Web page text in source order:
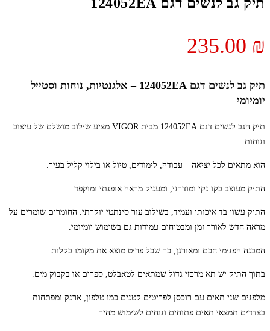
תיק גב לנשים דגם 124052EA
235.00 ₪
תיק גב לנשים דגם 124052EA – אלגנטיות, נוחות וסטייל
יומיומי
תיק הגב לנשים דגם 124052EA מבית VIGOR מציע שילוב מושלם של עיצוב
ונוחות.
הוא מתאים לכל יציאה – עבודה, לימודים, טיול או בילוי קליל בעיר.
התיק מעוצב בקו נקי ומודרני, ומעניק מראה אופנתי ומוקפד.
התיק עשוי בד איכותי ועמיד, בשילוב עור סינתטי יוקרתי. החומרים שומרים על
מראה חדש לאורך זמן ומבטיחים עמידות גם בשימוש יומיומי.
המבנה הפנימי חכם ומאורגן, כך שכל פריט מוצא את מקומו בקלות.
בתוך התיק יש תא מרכזי גדול שמתאים לטאבלט, ספרים או בקבוק מים.
מלפנים שני תאים עם רוכסן לפריטים קטנים כמו טלפון, ארנק ומפתחות.
בצדדים תמצאי תאים פתוחים ונוחים לשימוש מהיר.